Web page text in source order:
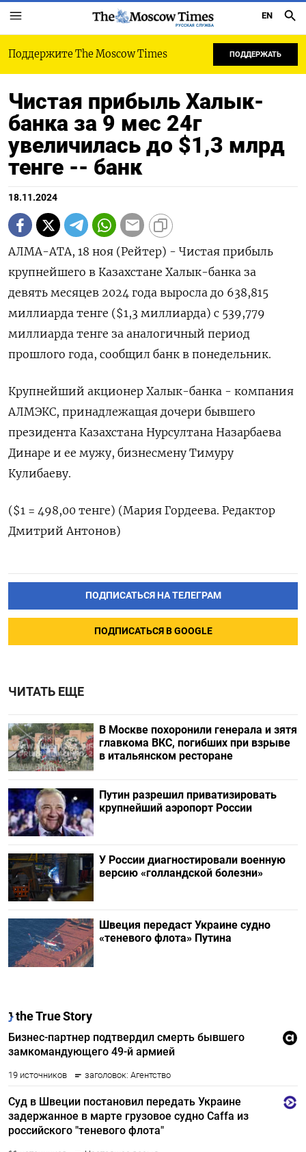
РУССКАЯ СЛУЖБА
EN
Поддержите The Moscow Times ПОДДЕРЖАТЬ
Чистая прибыль Халык-
банка за 9 мес 24г
увеличилась до $1,3 млрд
тенге -- банк
18.11.2024
АЛМА-АТА, 18 ноя (Рейтер) - Чистая прибыль
крупнейшего в Казахстане Халык-банка за
девять месяцев 2024 года выросла до 638,815
миллиарда тенге ($1,3 миллиарда) с 539,779
миллиарда тенге за аналогичный период
прошлого года, сообщил банк в понедельник.
Крупнейший акционер Халык-банка - компания
АЛМЭКС, принадлежащая дочери бывшего
президента Казахстана Нурсултана Назарбаева
Динаре и ее мужу, бизнесмену Тимуру
Кулибаеву.
($1 = 498,00 тенге) (Мария Гордеева. Редактор
Дмитрий Антонов)
ПОДПИСАТЬСЯ НА ТЕЛЕГРАМ
ПОДПИСАТЬСЯ В GOOGLE
ЧИТАТЬ ЕЩЕ
В Москве похоронили генерала и зятя
главкома ВКС, погибших при взрыве
в итальянском ресторане
Путин разрешил приватизировать
крупнейший аэропорт России
У России диагностировали военную
версию «голландской болезни»
Швеция передаст Украине судно
«теневого флота» Путина